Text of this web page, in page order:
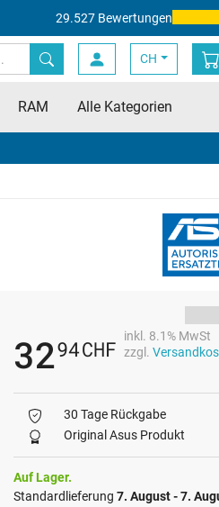
29.527 Bewertungen
CH
RAM Alle Kategorien
3294CHF
inkl. 8.1% MwSt
zzgl.
30 Tage Rückgabe
Original Asus Produkt
Auf Lager.
Standardlieferung 7. August - 7.